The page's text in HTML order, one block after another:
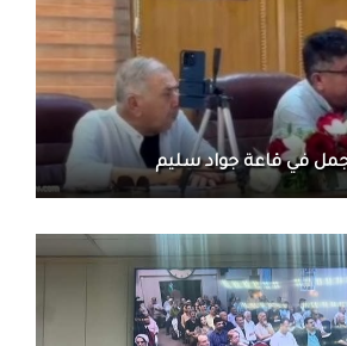
في قاعة جواد سليم